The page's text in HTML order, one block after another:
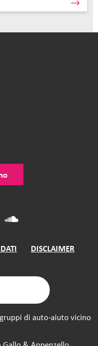
DISCLAIMER
di auto-aiuto vicino